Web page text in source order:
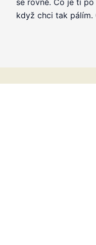
když chci tak pálím.